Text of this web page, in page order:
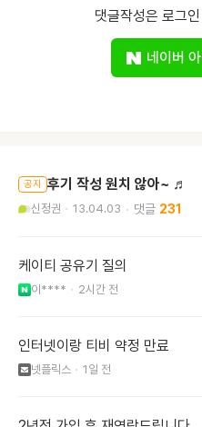
댓글작성은 로그
네이버
공지 후기 작성 원치 않아~ ♬
신정권 13.04.03 231
케이티 공유기 질의
이**** 2시간 전
인터넷이랑 티비 약정 만료
넷플릭스 1일 전